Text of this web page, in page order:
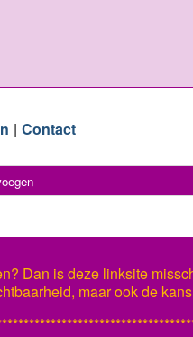
Contact
Dan is deze linksite
maar ook de